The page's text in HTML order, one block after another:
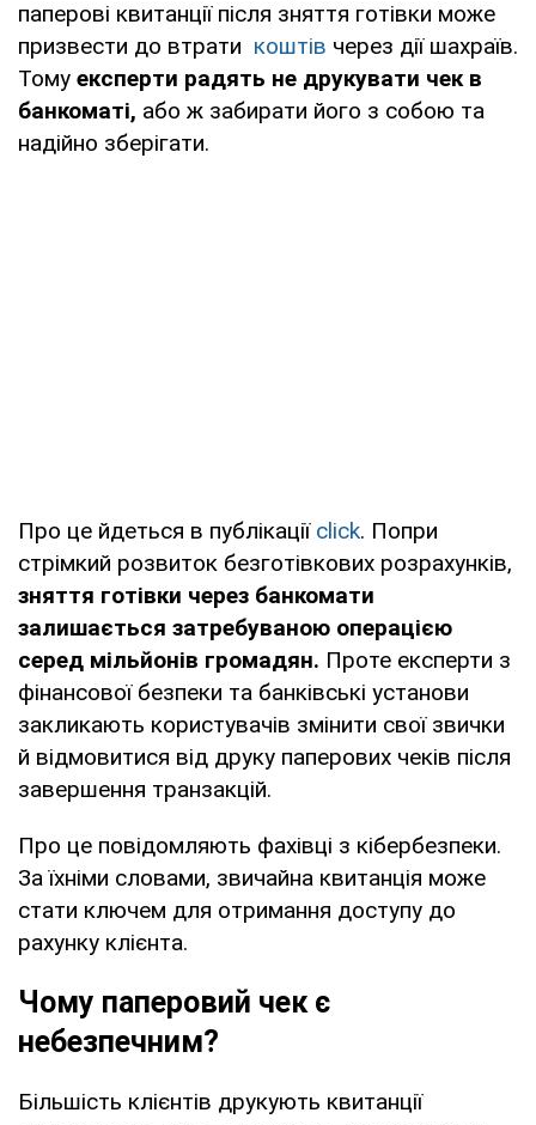
паперові квитанції після зняття готівки може
призвести до втрати коштів через дії шахраїв.
Тому експерти радять не друкувати чек в
банкоматі, або ж забирати його з собою та
надійно зберігати.
Про це йдеться в публікації click. Попри
стрімкий розвиток безготівкових розрахунків,
зняття готівки через банкомати
залишається затребуваною операцією
серед мільйонів громадян. Проте експерти з
фінансової безпеки та банківські установи
закликають користувачів змінити свої звички
й відмовитися від друку паперових чеків після
завершення транзакцій.
Про це повідомляють фахівці з кібербезпеки.
За їхніми словами, звичайна квитанція може
стати ключем для отримання доступу до
рахунку клієнта.
Чому паперовий чек є
небезпечним?
Більшість клієнтів друкують квитанції